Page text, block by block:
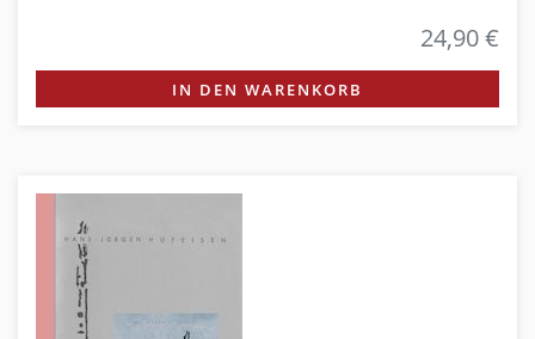
24,90 €
IN DEN WARENKORB